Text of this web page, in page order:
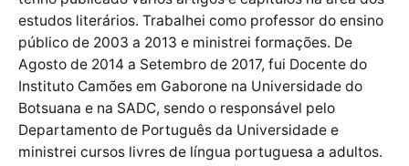
estudos literários. Trabalhei como professor do ensino
público de 2003 a 2013 e ministrei formações. De
Agosto de 2014 a Setembro de 2017, fui Docente do
Instituto Camões em Gaborone na Universidade do
Botsuana e na SADC, sendo o responsável pelo
Departamento de Português da Universidade e
ministrei cursos livres de língua portuguesa a adultos.